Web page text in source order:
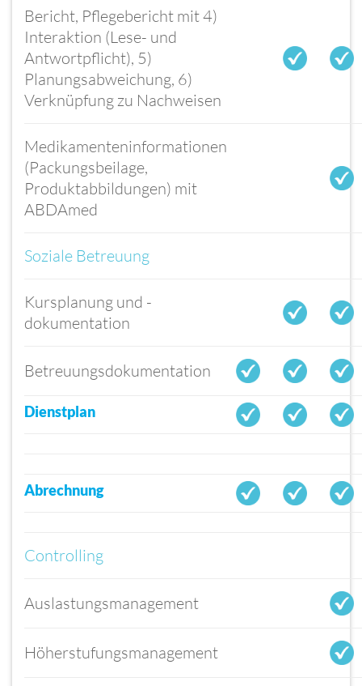
Bericht, Pflegebericht mit 4)
Interaktion (Lese- und
Antwortpflicht), 5)
Planungsabweichung, 6)
Verknüpfung zu Nachweisen
Medikamenteninformationen
(Packungsbeilage,
Produktabbildungen) mit
ABDAmed
Soziale Betreuung
Kursplanung und -
dokumentation
Betreuungsdokumentation
Dienstplan
Abrechnung
Controlling
Auslastungsmanagement
Höherstufungsmanagement